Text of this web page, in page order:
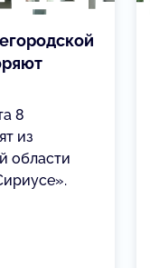
8
из
области